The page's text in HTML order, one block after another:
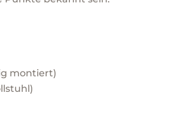
montiert)